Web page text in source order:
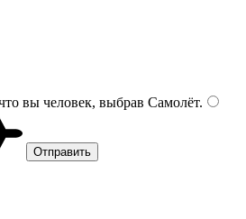
вы человек, выбрав Самолёт.